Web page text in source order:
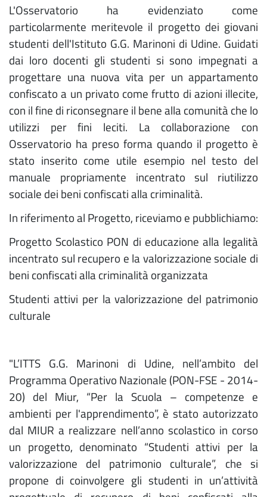
L'Osservatorio ha evidenziato come
particolarmente meritevole il progetto dei giovani
studenti dell'Istituto G.G. Marinoni di Udine. Guidati
dai loro docenti gli studenti si sono impegnati a
progettare una nuova vita per un appartamento
confiscato a un privato come frutto di azioni illecite,
con il fine di riconsegnare il bene alla comunità che lo
utilizzi per fini leciti. La collaborazione con
Osservatorio ha preso forma quando il progetto è
stato inserito come utile esempio nel testo del
manuale propriamente incentrato sul riutilizzo
sociale dei beni confiscati alla criminalità.
In riferimento al Progetto, riceviamo e pubblichiamo:
Progetto Scolastico PON di educazione alla legalità
incentrato sul recupero e la valorizzazione sociale di
beni confiscati alla criminalità organizzata
Studenti attivi per la valorizzazione del patrimonio
culturale
"L’ITTS G.G. Marinoni di Udine, nell’ambito del
Programma Operativo Nazionale (PON-FSE - 2014-
20) del Miur, “Per la Scuola – competenze e
ambienti per l'apprendimento”, è stato autorizzato
dal MIUR a realizzare nell’anno scolastico in corso
un progetto, denominato “Studenti attivi per la
valorizzazione del patrimonio culturale”, che si
propone di coinvolgere gli studenti in un’attività